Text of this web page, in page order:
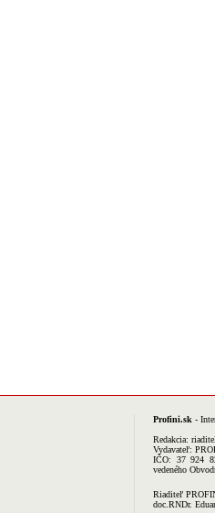
Profini.sk -
Redakcia:
Vydavateľ:
IČO: 37 924
vedeného
Riaditeľ
doc.RNDr.